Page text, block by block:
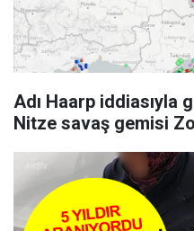
Adı Haarp iddiasıyla
Nitze savaş gemisi